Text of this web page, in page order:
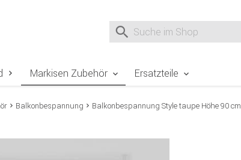
Suche nach
Markisen Zubehör Ersatzteile
Balkonbespannung Balkonbespannung Style taupe Höhe 90 cm